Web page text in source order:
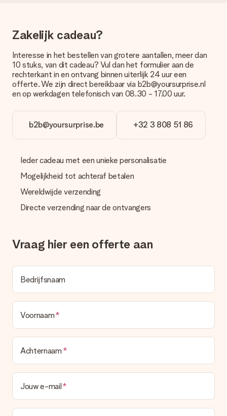
met onze klantenservice.
Betalen
Hoe kan ik mijn bestelling betalen?
Wij bieden de volgende betaalmethodes aan: iDeal, Paypal,
creditcard of handmatige overboeking. Hou bij handmatige
overboeking wel rekening met 3 dagen extra levertijd van je
Cadeau ontvangen
geleverd. Je kunt hiervoor contact opnemen met onze
klantenservice, zij helpen je graag bij het vinden van een
passende oplossing.
Er wordt geen factuur meegestuurd bij je bestelling. Je
gerust het cadeau gelijk bij de ontvanger laten afleveren, zo is
het echt een verrassing!
Zakelijk cadeau?
Interesse in het bestellen van grotere aantallen, meer dan
10 stuks, van dit cadeau? Vul dan het formulier aan de
rechterkant in en ontvang binnen uiterlijk 24 uur een
offerte. We zijn direct bereikbaar via b2b@yoursurprise.nl
en op werkdagen telefonisch van 08.30 - 17.00 uur.
b2b@yoursurprise.be +32 3 808 51 86
Ieder cadeau met een unieke personalisatie
Mogelijkheid tot achteraf betalen
Wereldwijde verzending
Directe verzending naar de ontvangers
Vraag hier een offerte aan
Bedrijfsnaam
Voornaam
Achternaam
Jouw e-mail